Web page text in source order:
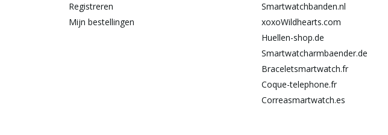
Registreren
Mijn bestellingen
Smartwatchbanden.nl
xoxoWildhearts.com
Huellen-shop.de
Smartwatcharmbaender.de
Braceletsmartwatch.fr
Coque-telephone.fr
Correasmartwatch.es